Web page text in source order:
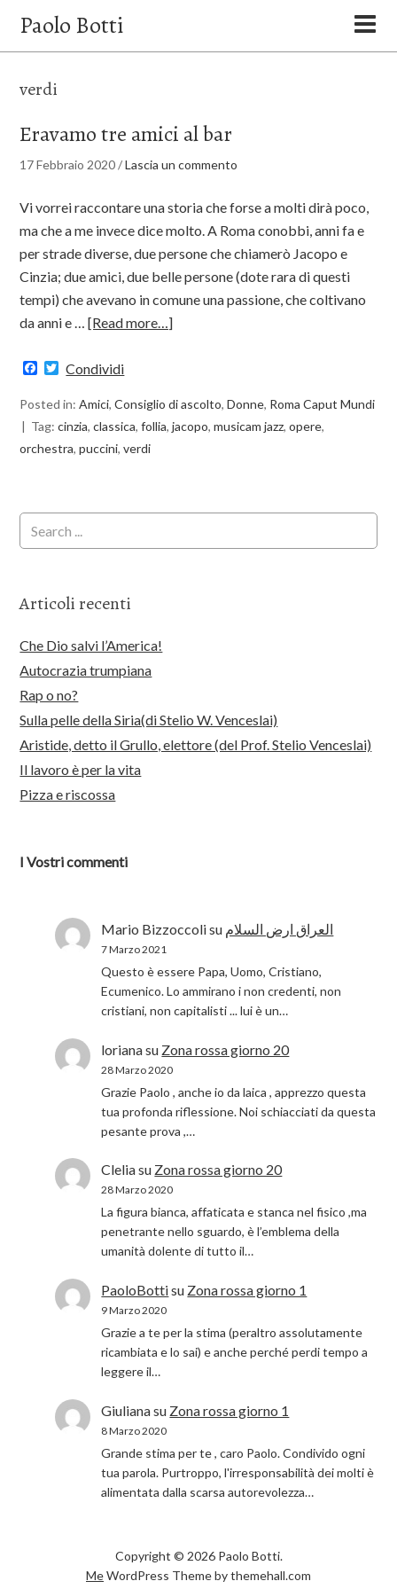
Paolo Botti
verdi
Eravamo tre amici al bar
17 Febbraio 2020/Lascia un commento
Vi vorrei raccontare una storia che forse a molti dirà poco,
ma che a me invece dice molto. A Roma conobbi, anni fa e
per strade diverse, due persone che chiamerò Jacopo e
Cinzia; due amici, due belle persone (dote rara di questi
tempi) che avevano in comune una passione, che coltivano
da anni e …[Read more…]
Facebook
Twitter
Condividi
Posted in:Amici,Consiglio di ascolto,Donne, Roma Caput Mundi
Tag:cinzia,classica,follia,jacopo,musicam jazz,opere,
orchestra,puccini,verdi
Articoli recenti
Che Dio salvi l’America!
Autocrazia trumpiana
Rap o no?
Sulla pelle della Siria(di Stelio W. Venceslai)
Aristide, detto il Grullo, elettore (del Prof. Stelio Venceslai)
Il lavoro è per la vita
Pizza e riscossa
I Vostri commenti
Mario Bizzoccolisu العراق ارض السلام
7 Marzo 2021
Questo è essere Papa, Uomo, Cristiano,
Ecumenico. Lo ammirano i non credenti, non
cristiani, non capitalisti ... lui è un…
lorianasu Zona rossa giorno 20
28 Marzo 2020
Grazie Paolo , anche io da laica , apprezzo questa
tua profonda riflessione. Noi schiacciati da questa
pesante prova ,…
Cleliasu Zona rossa giorno 20
28 Marzo 2020
La figura bianca, affaticata e stanca nel fisico ,ma
penetrante nello sguardo, è l’emblema della
umanità dolente di tutto il…
PaoloBottisu Zona rossa giorno 1
9 Marzo 2020
Grazie a te per la stima (peraltro assolutamente
ricambiata e lo sai) e anche perché perdi tempo a
leggere il…
Giulianasu Zona rossa giorno 1
8 Marzo 2020
Grande stima per te , caro Paolo. Condivido ogni
tua parola. Purtroppo, l'irresponsabilità dei molti è
alimentata dalla scarsa autorevolezza…
Copyright © 2026 Paolo Botti.
MeWordPress Theme by themehall.com